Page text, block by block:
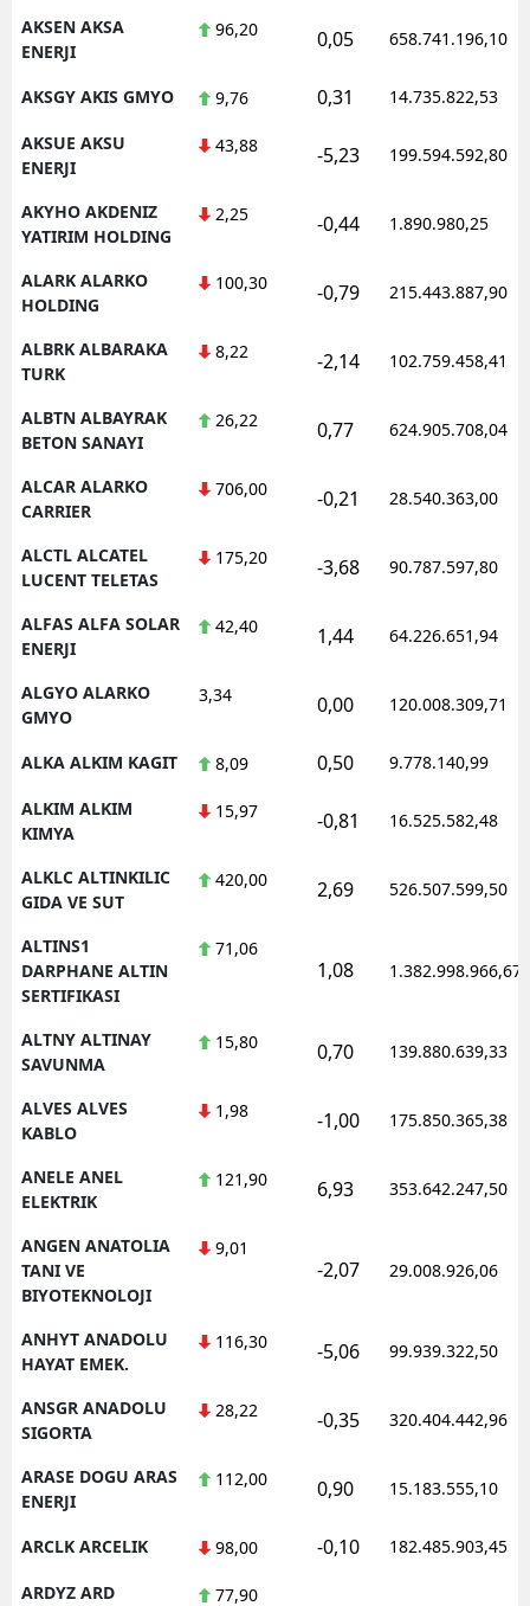
Sinop
Tokat
Şanlıurfa
Uşak
Zonguldak
Kırıkkale
Batman
Bartın
Yalova
Osmaniye
AKSEN AKSA
ENERJI
96,20 0,05 658.741.196,10
AKSGY AKIS GMYO 9,76 0,31 14.735.822,53
AKSUE AKSU
ENERJI
43,88 -5,23 199.594.592,80
AKYHO AKDENIZ
YATIRIM HOLDING
2,25 -0,44 1.890.980,25
ALARK ALARKO
HOLDING
100,30 -0,79 215.443.887,90
ALBRK ALBARAKA
TURK
8,22 -2,14 102.759.458,41
ALBTN ALBAYRAK
BETON SANAYI
26,22 0,77 624.905.708,04
ALCAR ALARKO
CARRIER
706,00 -0,21 28.540.363,00
ALCTL ALCATEL
LUCENT TELETAS
175,20 -3,68 90.787.597,80
ALFAS ALFA SOLAR
ENERJI
42,40 1,44 64.226.651,94
ALGYO ALARKO
GMYO
3,34 0,00 120.008.309,71
ALKA ALKIM KAGIT 8,09 0,50 9.778.140,99
ALKIM ALKIM
KIMYA
15,97 -0,81 16.525.582,48
ALKLC ALTINKILIC
GIDA VE SUT
420,00 2,69 526.507.599,50
ALTINS1
DARPHANE ALTIN
SERTIFIKASI
71,06
1,08 1.382.998.966,67
ALTNY ALTINAY
SAVUNMA
15,80 0,70 139.880.639,33
ALVES ALVES
KABLO
1,98 -1,00 175.850.365,38
ANELE ANEL
ELEKTRIK
121,90 6,93 353.642.247,50
ANGEN ANATOLIA
TANI VE
BIYOTEKNOLOJI
9,01
-2,07 29.008.926,06
ANHYT ANADOLU
HAYAT EMEK.
116,30 -5,06 99.939.322,50
ANSGR ANADOLU
SIGORTA
28,22 -0,35 320.404.442,96
ARASE DOGU ARAS
ENERJI
112,00 0,90 15.183.555,10
ARCLK ARCELIK 98,00 -0,10 182.485.903,45
ARDYZ ARD
77,90